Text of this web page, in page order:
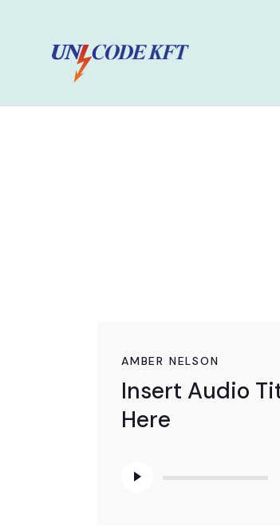
AMBER NELSON
Insert Audio
Here
lejátszó